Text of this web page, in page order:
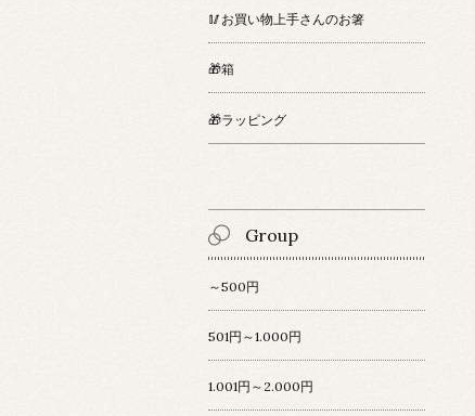
🥢お買い物上手さんのお箸
🎁箱
🎁ラッピング
Group
～500円
501円～1.000円
1.001円～2.000円